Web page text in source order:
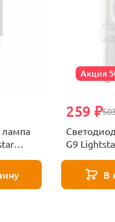
лампа
Акция
259 ₽
G9
В
любимца
фонарик
Светильник-ночник в подарокНе повезло